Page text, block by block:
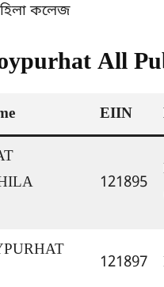
কলেজ
All
EIIN
121895
121897